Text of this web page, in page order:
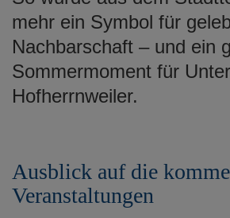
mehr ein Symbol für
Nachbarschaft – und ein
Sommermoment für
Hofherrnweiler.
Ausblick auf die
Veranstaltungen